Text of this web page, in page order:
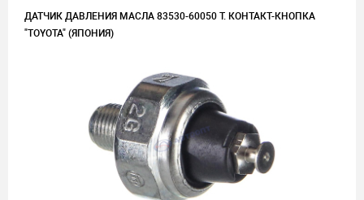
ДАТЧИК ДАВЛЕНИЯ МАСЛА 83530-60050 T. КОНТАКТ-КНОПКА
"TOYOTA" (ЯПОНИЯ)